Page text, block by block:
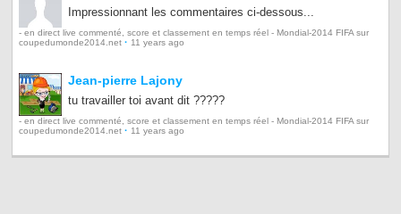
Impressionnant les commentaires ci-dessous...
- en direct live commenté, score et classement en temps réel - Mondial-2014 FIFA sur
coupedumonde2014.net · 11 years ago
Jean-pierre Lajony
tu travailler toi avant dit ?????
- en direct live commenté, score et classement en temps réel - Mondial-2014 FIFA sur
coupedumonde2014.net · 11 years ago